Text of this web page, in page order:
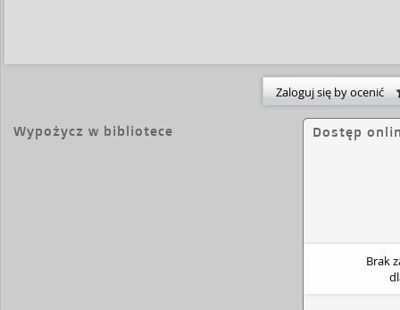
Zaloguj się by ocenić
Wypożycz w bibliotece Dostęp
Brak